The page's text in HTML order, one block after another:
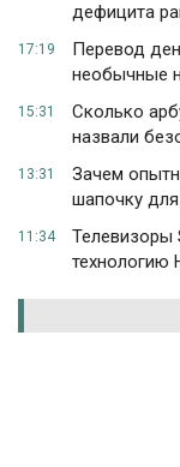
дефицита
17:19
Перевод
необычные
15:31
Сколько
назвали
13:31
Зачем
шапочку
11:34
Телевизоры
технологию